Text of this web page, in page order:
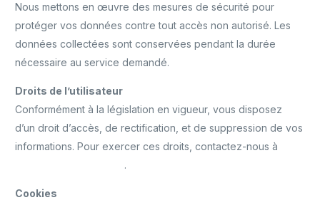
Nous mettons en œuvre des mesures de sécurité pour
protéger vos données contre tout accès non autorisé. Les
données collectées sont conservées pendant la durée
nécessaire au service demandé.
Droits de l’utilisateur
Conformément à la législation en vigueur, vous disposez
d’un droit d’accès, de rectification, et de suppression de vos
informations. Pour exercer ces droits, contactez-nous à
.
Cookies